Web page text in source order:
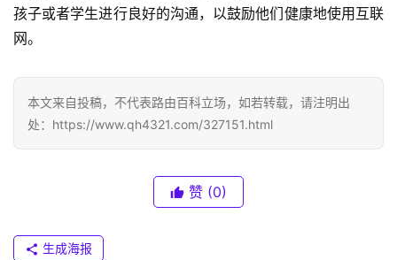
I
N
（
普
联
孩子或者学生进行良好的沟通，以鼓励他们健康地使用互联
网。
本文来自投稿，不代表路由百科立场，如若转载，请注明出
处：https://www.qh4321.com/327151.html
赞 (0)
生成海报